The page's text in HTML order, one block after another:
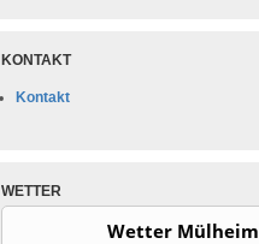
KONTAKT
Kontakt
WETTER
Wetter Mülheim